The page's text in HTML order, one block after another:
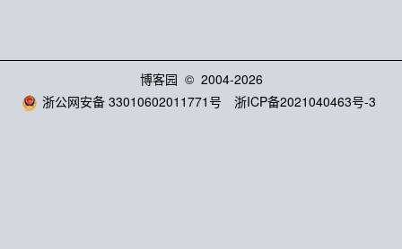
博客园 © 2004-2026
浙公网安备 33010602011771号
浙ICP备2021040463号-3